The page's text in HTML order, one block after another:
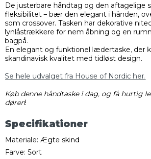
De justerbare håndtag og den aftagelige
fleksibilitet – bær den elegant i hånden,
som crossover. Tasken har dekorative
lynlåstrækkere for nem åbning og en
bagpå.
En elegant og funktionel lædertaske, der
skandinavisk kvalitet med tidløst design.
Se hele udvalget fra House of Nordic her.
Køb denne håndtaske i dag, og få hurtig
døren!
Specifikationer
Materiale: Ægte skind
Farve: Sort